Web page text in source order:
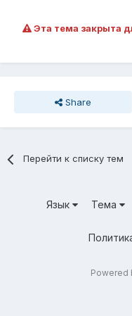
Эта тема закрыта
Share
Перейти к списку тем
Язык Тема
Powered